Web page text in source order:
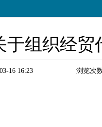
于组织经贸
16 16:23 浏览次